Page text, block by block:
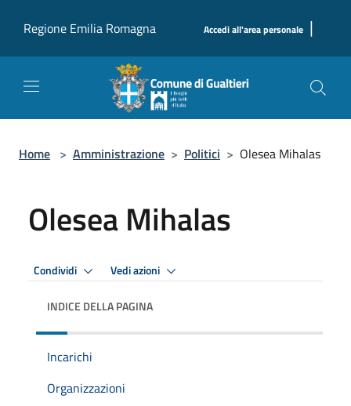
Regione Emilia Romagna
Accedi all'area personale |
Home > Amministrazione > Politici > Olesea Mihalas
Olesea Mihalas
Condividi Vedi azioni
INDICE DELLA PAGINA
Incarichi
Organizzazioni